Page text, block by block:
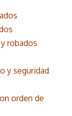
robados
y seguridad
orden de